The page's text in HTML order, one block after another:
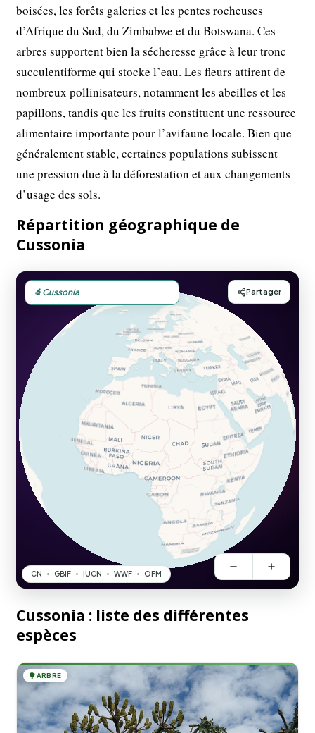
boisées, les forêts galeries et les pentes rocheuses
d’Afrique du Sud, du Zimbabwe et du Botswana. Ces
arbres supportent bien la sécheresse grâce à leur tronc
succulentiforme qui stocke l’eau. Les fleurs attirent de
nombreux pollinisateurs, notamment les abeilles et les
papillons, tandis que les fruits constituent une ressource
alimentaire importante pour l’avifaune locale. Bien que
généralement stable, certaines populations subissent
une pression due à la déforestation et aux changements
d’usage des sols.
Répartition géographique de
Cussonia
Cussonia : liste des différentes
espèces
🌳ARBRE